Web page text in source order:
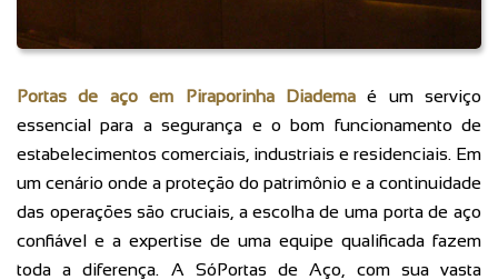
Portas de aço em Piraporinha Diademaé um serviço
essencial para a segurança e o bom funcionamento de
estabelecimentos comerciais, industriais e residenciais. Em
um cenário onde a proteção do patrimônio e a continuidade
das operações são cruciais, a escolha de uma porta de aço
confiável e a expertise de uma equipe qualificada fazem
toda a diferença. A SóPortas de Aço, com sua vasta